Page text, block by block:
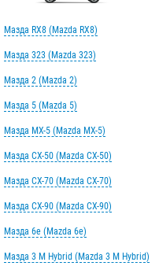
Мазда RX8 (Mazda RX8)
Мазда 323 (Mazda 323)
Мазда 2 (Mazda 2)
Мазда 5 (Mazda 5)
Мазда MX-5 (Mazda MX-5)
Мазда CX-50 (Mazda CX-50)
Мазда CX-70 (Mazda CX-70)
Мазда CX-90 (Mazda CX-90)
Мазда 6e (Mazda 6e)
Мазда 3 M Hybrid (Mazda 3 M Hybrid)